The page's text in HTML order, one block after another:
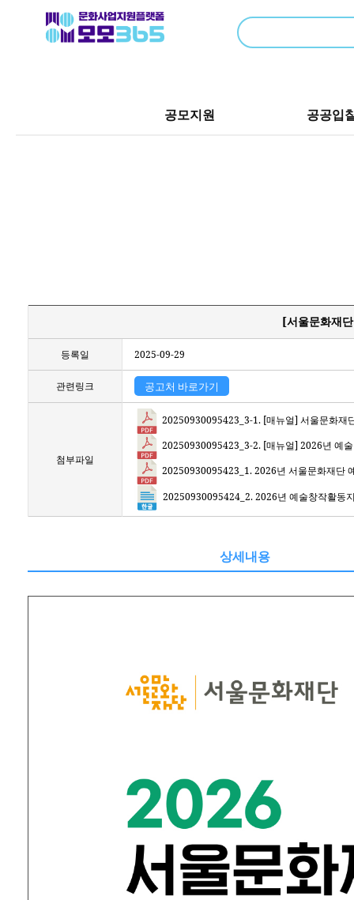
공모지원 공공입
[서울문화재
등록일 2025-09-29
관련링크 공고처 바로가기
첨부파일
20250930095423_3-1. [매뉴얼] 서울문화재
20250930095423_3-2. [매뉴얼] 2026년 예
20250930095423_1. 2026년 서울문화재단
20250930095424_2. 2026년 예술창작활동
상세내용